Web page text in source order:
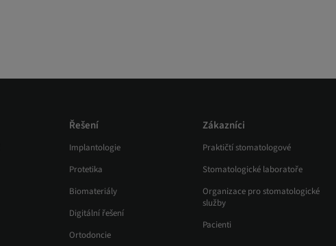
Řešení
Implantologie
Protetika
Biomateriály
Digitální řešení
Ortodoncie
Zákazníci
Praktičtí stomatologové
Stomatologické laboratoře
Organizace pro stomatologické
služby
Pacienti